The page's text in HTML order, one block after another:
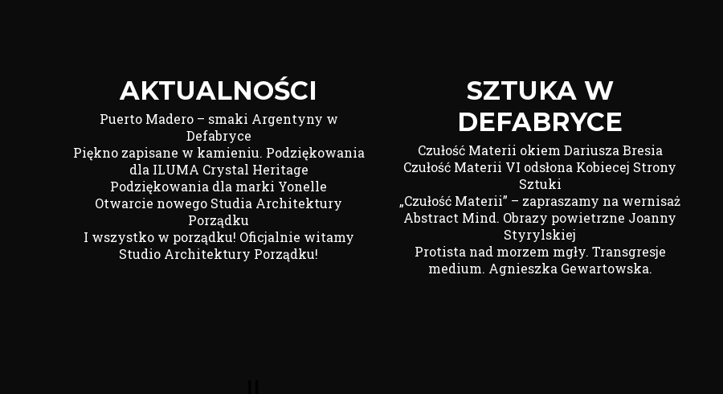
AKTUALNOŚCI
Puerto Madero – smaki Argentyny w
Defabryce
Piękno zapisane w kamieniu. Podziękowania
dla ILUMA Crystal Heritage
Podziękowania dla marki Yonelle
Otwarcie nowego Studia Architektury
Porządku
I wszystko w porządku! Oficjalnie witamy
Studio Architektury Porządku!
SZTUKA W
DEFABRYCE
Czułość Materii okiem Dariusza Bresia
Czułość Materii VI odsłona Kobiecej Strony
Sztuki
„Czułość Materii” – zapraszamy na wernisaż
Abstract Mind. Obrazy powietrzne Joanny
Styrylskiej
Protista nad morzem mgły. Transgresje
medium. Agnieszka Gewartowska.